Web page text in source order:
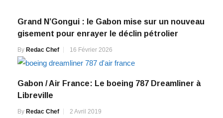
Grand N’Gongui : le Gabon mise sur un nouveau
gisement pour enrayer le déclin pétrolier
By Redac Chef 16 Février 2026
Gabon / Air France: Le boeing 787 Dreamliner à
Libreville
By Redac Chef 2 Avril 2019